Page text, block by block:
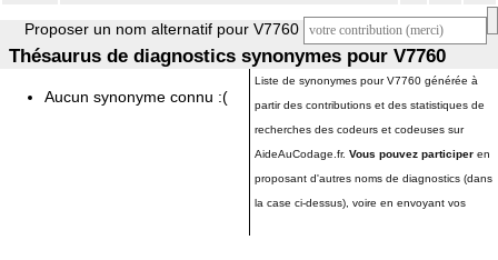
Proposer un nom alternatif pour V7760
Thésaurus de diagnostics synonymes pour V7760
Aucun synonyme connu :(
Liste de synonymes pour V7760 générée à
partir des contributions et des statistiques de
recherches des codeurs et codeuses sur
AideAuCodage.fr. Vous pouvez participer en
proposant d'autres noms de diagnostics (dans
la case ci-dessus), voire en envoyant vos